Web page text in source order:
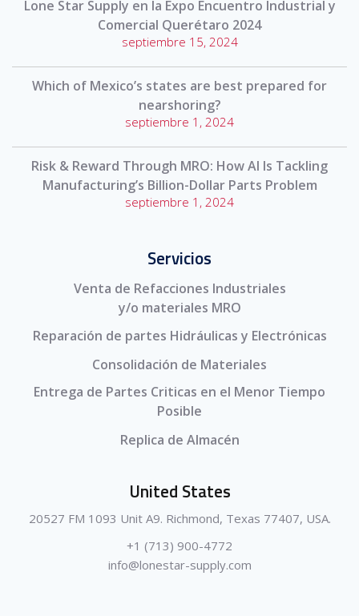
Lone Star Supply en la Expo Encuentro Industrial y
Comercial Querétaro 2024
septiembre 15, 2024
Which of Mexico’s states are best prepared for
nearshoring?
septiembre 1, 2024
Risk & Reward Through MRO: How AI Is Tackling
Manufacturing’s Billion-Dollar Parts Problem
septiembre 1, 2024
Servicios
Venta de Refacciones Industriales
y/o materiales MRO
Reparación de partes Hidráulicas y Electrónicas
Consolidación de Materiales
Entrega de Partes Criticas en el Menor Tiempo
Posible
Replica de Almacén
United States
20527 FM 1093 Unit A9. Richmond, Texas 77407, USA.
+1 (713) 900-4772
info@lonestar-supply.com